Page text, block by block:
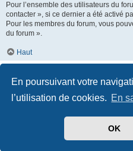
En poursuivant votre
l’utilisation de cookies. En
OK
Pour l’ensemble des utilisateurs du
contacter », si ce dernier a été activé
Pour les membres du forum, vous
du forum ».
Haut
Index du forum
Développé parphpBB®
Traduit par
Side-